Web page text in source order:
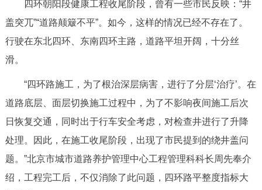
北京概况 十六区概览 人文北京
绿色北京 图说北京 视频北京
ENGLISH 한국어 日本語
DEUTSCH FRANÇAIS РУССКИЙ ЯЗЫК
ESPAÑOL العربية PORTUGUÊS
四环朝阳段健康工程收尾阶段，曾有一些市民反映：“井
盖突兀”“道路颠簸不平”。如今，这样的情况已经不存在了。
行驶在东北四环、东南四环主路，道路平坦开阔，十分丝
滑。
“四环路施工，为了根治深层病害，进行了分层‘治疗’。在
道路底层、面层切换施工过程中，为了不影响夜间施工后次
日恢复交通，同时出于行车安全考虑，对检查井进行了升降
处理。因此，在施工收尾阶段，出现了市民提到的绕井盖问
题。”北京市城市道路养护管理中心工程管理科科长周先奉介
绍，工程完工后，不仅消除了此问题，四环路平整度指标大